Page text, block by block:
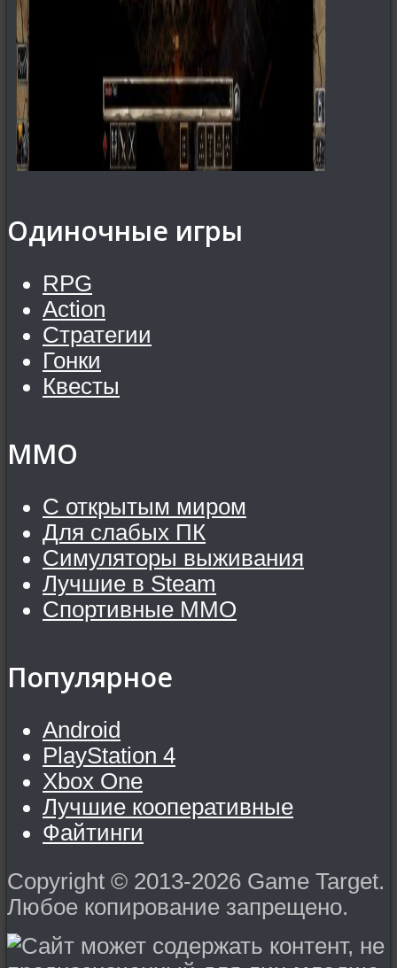
Одиночные игры
RPG
Action
Стратегии
Гонки
Квесты
MMO
С открытым миром
Для слабых ПК
Симуляторы выживания
Лучшие в Steam
Спортивные MMO
Популярное
Android
PlayStation 4
Xbox One
Лучшие кооперативные
Файтинги
Copyright © 2013-2026 Game Target.
Любое копирование запрещено.